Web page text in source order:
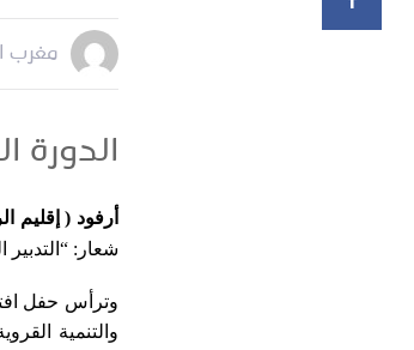
مغرب
الدورة الـ 11 للملتقى الدولي للتمر بالمغرب تفتح
أرفود ( إقليم
شعار:
وترأس حفل
والتنمية